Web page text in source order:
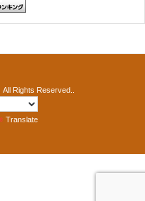
. All Rights Reserved..
Translate